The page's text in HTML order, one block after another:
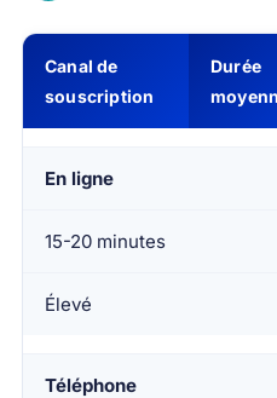
Canal de
souscription
Durée
En ligne
15-20 minutes
Élevé
Téléphone